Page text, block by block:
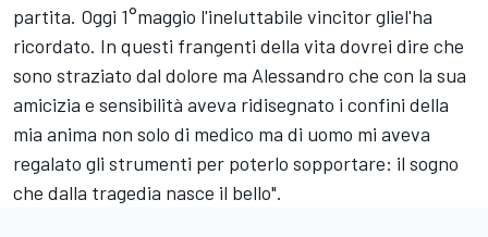
partita. Oggi 1°maggio l'ineluttabile vincitor gliel'ha
ricordato. In questi frangenti della vita dovrei dire che
sono straziato dal dolore ma Alessandro che con la sua
amicizia e sensibilità aveva ridisegnato i confini della
mia anima non solo di medico ma di uomo mi aveva
regalato gli strumenti per poterlo sopportare: il sogno
che dalla tragedia nasce il bello".